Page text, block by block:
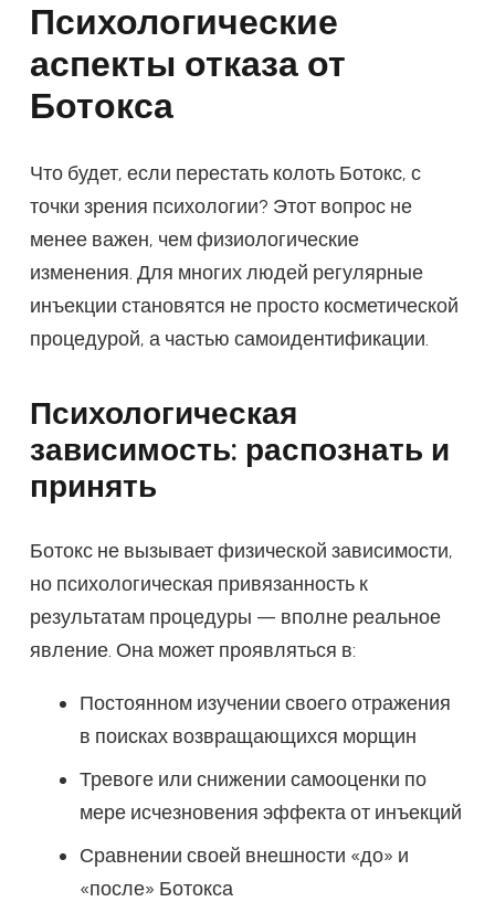
Психологические
аспекты отказа от
Ботокса
Что будет, если перестать колоть Ботокс, с
точки зрения психологии? Этот вопрос не
менее важен, чем физиологические
изменения. Для многих людей регулярные
инъекции становятся не просто косметической
процедурой, а частью самоидентификации.
Психологическая
зависимость: распознать и
принять
Ботокс не вызывает физической зависимости,
но психологическая привязанность к
результатам процедуры — вполне реальное
явление. Она может проявляться в:
Постоянном изучении своего отражения
в поисках возвращающихся морщин
Тревоге или снижении самооценки по
мере исчезновения эффекта от инъекций
Сравнении своей внешности «до» и
«после» Ботокса